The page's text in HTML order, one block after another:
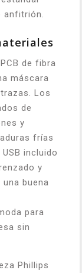
anfitrión.
de fibra
máscara
Los
de
y
frías
incluido
y
buena
para
sin
Phillips